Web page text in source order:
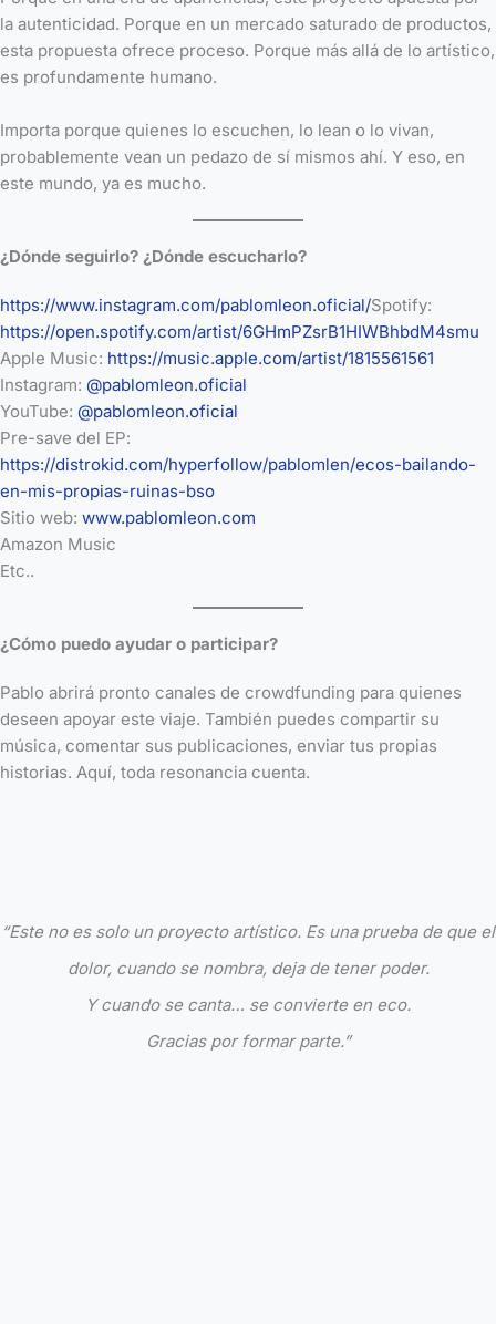
la autenticidad. Porque en un mercado saturado de productos,
esta propuesta ofrece proceso. Porque más allá de lo artístico,
es profundamente humano.
Importa porque quienes lo escuchen, lo lean o lo vivan,
probablemente vean un pedazo de sí mismos ahí. Y eso, en
este mundo, ya es mucho.
¿Dónde seguirlo? ¿Dónde escucharlo?
https://www.instagram.com/pablomleon.oficial/Spotify:
https://open.spotify.com/artist/6GHmPZsrB1HIWBhbdM4smu
Apple Music: https://music.apple.com/artist/1815561561
Instagram: @pablomleon.oficial
YouTube: @pablomleon.oficial
Pre-save del EP:
https://distrokid.com/hyperfollow/pablomlen/ecos-bailando-
en-mis-propias-ruinas-bso
Sitio web: www.pablomleon.com
Amazon Music
Etc..
¿Cómo puedo ayudar o participar?
Pablo abrirá pronto canales de crowdfunding para quienes
deseen apoyar este viaje. También puedes compartir su
música, comentar sus publicaciones, enviar tus propias
historias. Aquí, toda resonancia cuenta.
“Este no es solo un proyecto artístico. Es una prueba de que el
dolor, cuando se nombra, deja de tener poder.
Y cuando se canta… se convierte en eco.
Gracias por formar parte.”